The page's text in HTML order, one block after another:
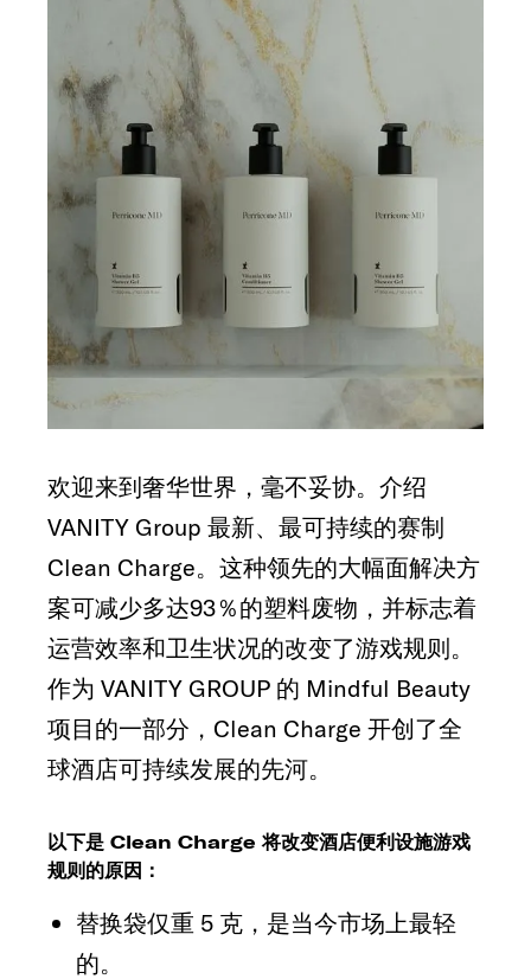
欢迎来到奢华世界，毫不妥协。介绍
VANITY Group 最新、最可持续的赛制
Clean Charge。这种领先的大幅面解决方
案可减少多达93％的塑料废物，并标志着
运营效率和卫生状况的改变了游戏规则。
作为 VANITY GROUP 的 Mindful Beauty
项目的一部分，Clean Charge 开创了全
球酒店可持续发展的先河。
以下是 Clean Charge 将改变酒店便利设施游戏
规则的原因：
替换袋仅重 5 克，是当今市场上最轻
的。